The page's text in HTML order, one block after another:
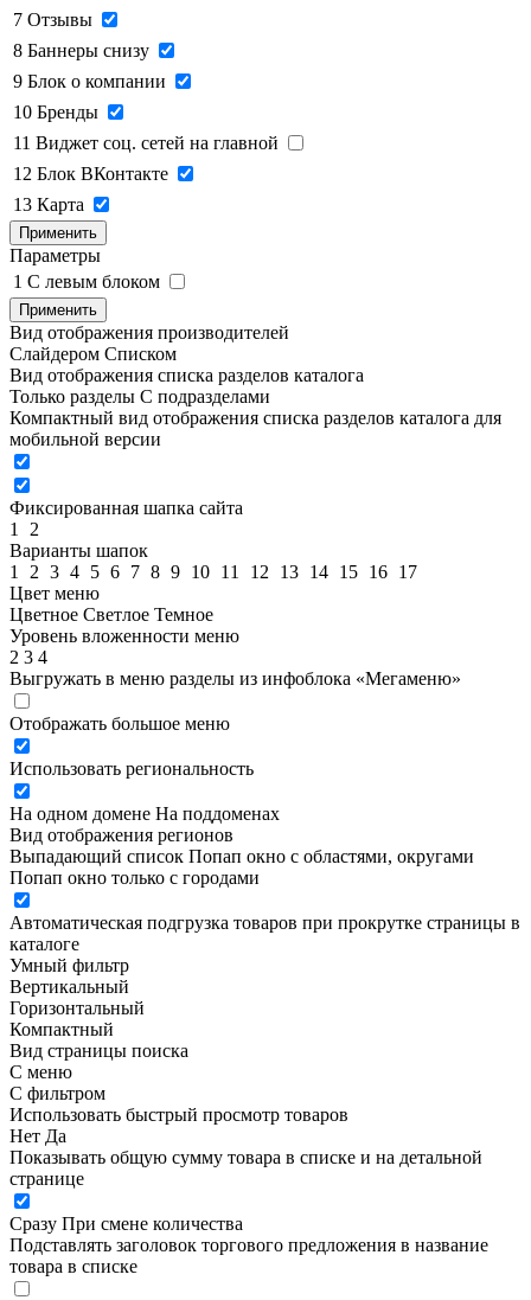
7 Отзывы
8 Баннеры снизу
9 Блок о компании
10 Бренды
11 Виджет соц. сетей на главной
12 Блок ВКонтакте
13 Карта
Применить
Параметры
1 C левым блоком
Применить
Вид отображения производителей
Слайдером Списком
Вид отображения списка разделов каталога
Только разделы С подразделами
Компактный вид отображения списка разделов каталога для
мобильной версии
Фиксированная шапка сайта
1
2
Варианты шапок
1
2 3 4 5 6 7 8 9 10 11 12 13 14 15 16 17
Цвет меню
Цветное Светлое Темное
Уровень вложенности меню
2 3 4
Выгружать в меню разделы из инфоблока «Мегаменю»
Отображать большое меню
Использовать региональность
На одном домене На поддоменах
Вид отображения регионов
Выпадающий список Попап окно c областями, округами
Попап окно только с городами
Автоматическая подгрузка товаров при прокрутке страницы в
каталоге
Умный фильтр
Вертикальный
Горизонтальный
Компактный
Вид страницы поиска
С меню
С фильтром
Использовать быстрый просмотр товаров
Нет Да
Показывать общую сумму товара в списке и на детальной
странице
Сразу При смене количества
Подставлять заголовок торгового предложения в название
товара в списке